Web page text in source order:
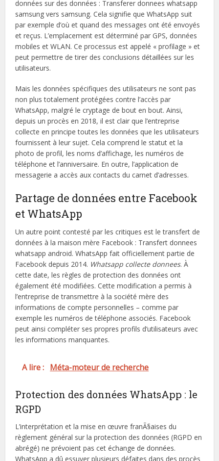
données sur des données : Transferer donnees whatsapp
samsung vers samsung. Cela signifie que WhatsApp suit
par exemple d’où et quand des messages ont été envoyés
et reçus. L’emplacement est déterminé par GPS, données
mobiles et WLAN. Ce processus est appelé « profilage » et
peut permettre de tirer des conclusions détaillées sur les
utilisateurs.
Mais les données spécifiques des utilisateurs ne sont pas
non plus totalement protégées contre l’accès par
WhatsApp, malgré le cryptage de bout en bout. Ainsi,
depuis un procès en 2018, il est clair que l’entreprise
collecte en principe toutes les données que les utilisateurs
fournissent à leur sujet. Cela comprend le statut et la
photo de profil, les noms d’affichage, les numéros de
téléphone et l’anniversaire. En outre, l’application de
messagerie a accès aux contacts du carnet d’adresses.
Partage de données entre Facebook
et WhatsApp
Un autre point contesté par les critiques est le transfert de
données à la maison mère Facebook : Transfert donnees
whatsapp android. WhatsApp fait officiellement partie de
Facebook depuis 2014. Whatsapp collecte donnees. À
cette date, les règles de protection des données ont
également été modifiées. Cette modification a permis à
l’entreprise de transmettre à la société mère des
informations de compte personnelles – comme par
exemple les numéros de téléphone associés. Facebook
peut ainsi compléter ses propres profils d’utilisateurs avec
les informations manquantes.
A lire : Méta-moteur de recherche
Protection des données WhatsApp : le
RGPD
L’interprétation et la mise en œuvre franÃ§aises du
règlement général sur la protection des données (RGPD en
abrégé) ne prévoient pas cet échange de données.
WhatsApp a dû essuyer plusieurs défaites dans des procès